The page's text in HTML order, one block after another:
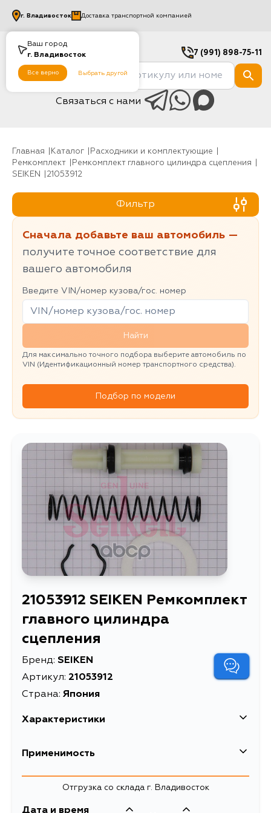
Ваш город
г. Владивосток
Все верно Выбрать другой
г. Владивосток Доставка транспортной компанией
7 (991) 898-75-11
Связаться с нами
Главная Каталог
Расходники и комплектующие
Ремкомплект
Ремкомплект главного цилиндра сцепления
SEIKEN
21053912
Фильтр
Сначала добавьте ваш автомобиль —
получите точное соответствие для
вашего автомобиля
Введите VIN/номер кузова/гос. номер
Найти
Для максимально точного подбора выберите автомобиль по
VIN (Идентификационный номер транспортного средства).
Подбор по модели
21053912 SEIKEN Ремкомплект
главного цилиндра
сцепления
Бренд: SEIKEN
Артикул: 21053912
Страна: Япония
Характеристики
Описание
Ремкомплект главного
Seiken 210-53912
Применимость
MazdaОтгрузка со склада г. Владивосток
Дата и время